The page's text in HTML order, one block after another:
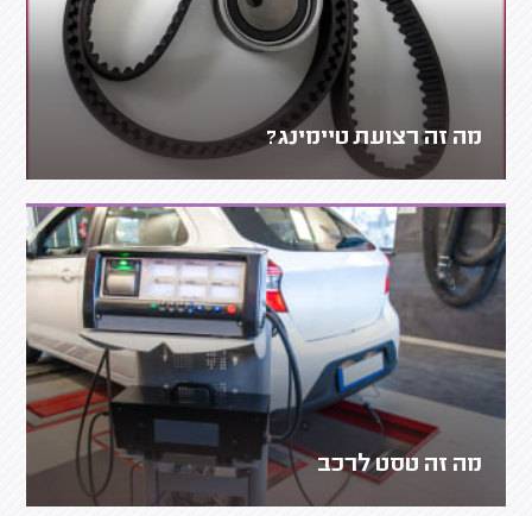
מה זה רצועת טיימינג?
מה זה טסט לרכב